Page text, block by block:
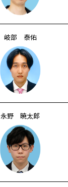
岐部 泰佑
永野 暁太郎